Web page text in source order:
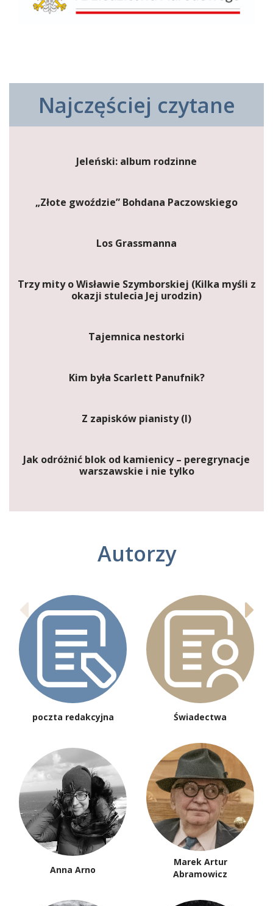
Najczęściej czytane
Jeleński: album rodzinne
„Złote gwoździe” Bohdana Paczowskiego
Los Grassmanna
Trzy mity o Wisławie Szymborskiej (Kilka myśli z
okazji stulecia Jej urodzin)
Tajemnica nestorki
Kim była Scarlett Panufnik?
Z zapisków pianisty (I)
Jak odróżnić blok od kamienicy – peregrynacje
warszawskie i nie tylko
Autorzy
poczta redakcyjna Świadectwa
Anna Arno
Marek Artur
Abramowicz